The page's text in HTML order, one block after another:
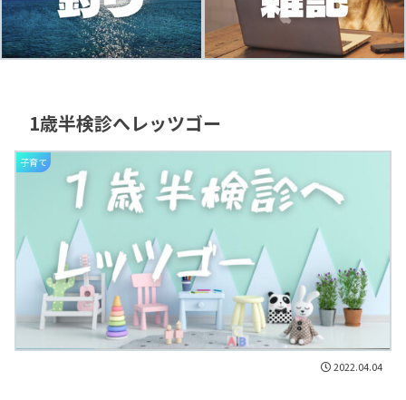
1歳半検診へレッツゴー
子育て
2022.04.04